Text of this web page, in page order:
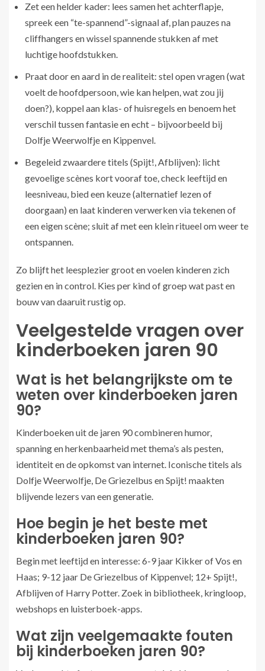
Zet een helder kader: lees samen het achterflapje,
spreek een “te-spannend”-signaal af, plan pauzes na
cliffhangers en wissel spannende stukken af met
luchtige hoofdstukken.
Praat door en aard in de realiteit: stel open vragen (wat
voelt de hoofdpersoon, wie kan helpen, wat zou jij
doen?), koppel aan klas- of huisregels en benoem het
verschil tussen fantasie en echt – bijvoorbeeld bij
Dolfje Weerwolfje en Kippenvel.
Begeleid zwaardere titels (Spijt!, Afblijven): licht
gevoelige scènes kort vooraf toe, check leeftijd en
leesniveau, bied een keuze (alternatief lezen of
doorgaan) en laat kinderen verwerken via tekenen of
een eigen scène; sluit af met een klein ritueel om weer te
ontspannen.
Zo blijft het leesplezier groot en voelen kinderen zich
gezien en in control. Kies per kind of groep wat past en
bouw van daaruit rustig op.
Veelgestelde vragen over
kinderboeken jaren 90
Wat is het belangrijkste om te
weten over kinderboeken jaren
90?
Kinderboeken uit de jaren 90 combineren humor,
spanning en herkenbaarheid met thema’s als pesten,
identiteit en de opkomst van internet. Iconische titels als
Dolfje Weerwolfje, De Griezelbus en Spijt! maakten
blijvende lezers van een generatie.
Hoe begin je het beste met
kinderboeken jaren 90?
Begin met leeftijd en interesse: 6-9 jaar Kikker of Vos en
Haas; 9-12 jaar De Griezelbus of Kippenvel; 12+ Spijt!,
Afblijven of Harry Potter. Zoek in bibliotheek, kringloop,
webshops en luisterboek-apps.
Wat zijn veelgemaakte fouten
bij kinderboeken jaren 90?